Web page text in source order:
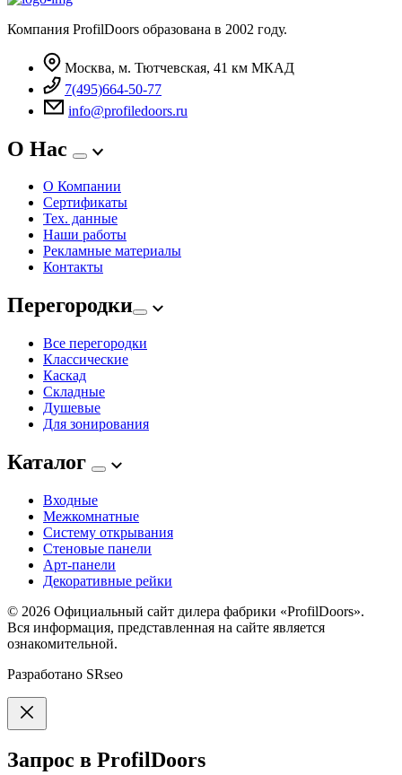
Компания ProfilDoors образована в 2002 году.
Москва, м. Тютчевская, 41 км МКАД
7(495)664-50-77
info@profiledoors.ru
О Нас
О Компании
Сертификаты
Тех. данные
Наши работы
Рекламные материалы
Контакты
Перегородки
Все перегородки
Классические
Каскад
Складные
Душевые
Для зонирования
Каталог
Входные
Межкомнатные
Систему открывания
Стеновые панели
Арт-панели
Декоративные рейки
© 2026 Официальный сайт дилера фабрики «ProfilDoors».
Вся информация, представленная на сайте является
ознакомительной.
Разработано SRseo
Запрос в ProfilDoors